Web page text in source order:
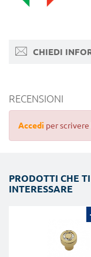
CHIEDI
RECENSIONI
Accedi per
PRODOTTI CHE
INTERESSARE